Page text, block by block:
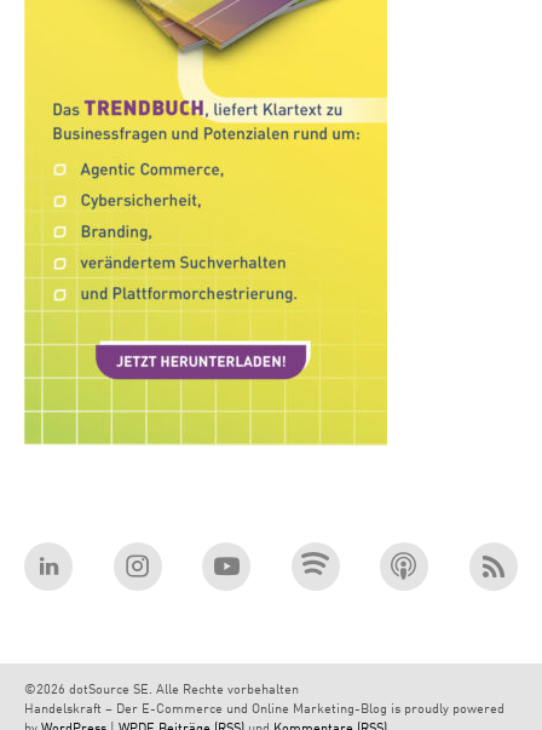
©2026 dotSource SE. Alle Rechte vorbehalten
Handelskraft – Der E-Commerce und Online Marketing-Blog is proudly powered